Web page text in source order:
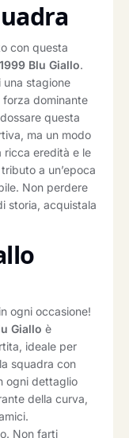
con questa
Blu Giallo.
stagione
forza dominante
questa
ma un modo
ricca eredità e le
a un’epoca
Non perdere
storia, acquistala
ogni occasione!
Giallo è
ideale per
squadra con
ogni dettaglio
della curva,
Non farti